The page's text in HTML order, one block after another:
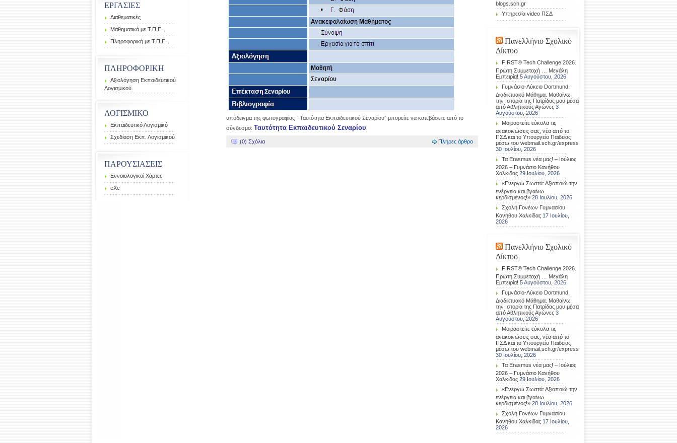
ΕΡΓΑΣΙΕΣ
Διαθεματικές
Μαθηματικά με Τ.Π.Ε.
Πληροφορική με Τ.Π.Ε.
ΠΛΗΡΟΦΟΡΙΚΗ
Αξιολόγηση Εκπαιδευτικού
Λογισμικού
ΛΟΓΙΣΜΙΚΟ
Εκπαιδευτικό Λογισμικό
Σχεδίαση Εκπ. Λογισμικού
ΠΑΡΟΥΣΙΑΣΕΙΣ
Εννοιολογικοί Χάρτες
eXe
υπόδειγμα της φωτογραφίας “Ταυτότητα Εκπαιδευτικού Σεναρίου” μπορείτε να κατεβάσετε από το
σύνδεσμο: Ταυτότητα Εκπαιδευτικού Σεναρίου
(0) Σχόλια Πλήρες άρθρο
blogs.sch.gr
Υπηρεσία video ΠΣΔ
Πανελλήνιο Σχολικό
Δίκτυο
FIRST® Tech Challenge 2026.
Πρώτη Συμμετοχή … Μεγάλη
Εμπειρία! 5 Αυγούστου, 2026
Γυμνάσιο-Λύκειο Dortmund.
Διαδικτυακό Μάθημα. Μαθαίνω
την Ιστορία της Πατρίδας μου μέσα
από Αθλητικούς Αγώνες 3
Αυγούστου, 2026
Μοιραστείτε εύκολα τις
ανακοινώσεις σας, νέα από το
ΠΣΔ και το Υπουργείο Παιδείας
μέσω του webmail.sch.gr/express
30 Ιουλίου, 2026
Τα Erasmus νέα μας! – Ιούλιος
2026 – Γυμνάσιο Κανήθου
Χαλκίδας 29 Ιουλίου, 2026
«Ενεργώ Σωστά: Αξιοποιώ την
ενέργεια και βγαίνω
κερδισμένος!» 28 Ιουλίου, 2026
Σχολή Γονέων Γυμνασίου
Κανήθου Χαλκίδας 17 Ιουλίου,
2026
Πανελλήνιο Σχολικό
Δίκτυο
FIRST® Tech Challenge 2026.
Πρώτη Συμμετοχή … Μεγάλη
Εμπειρία! 5 Αυγούστου, 2026
Γυμνάσιο-Λύκειο Dortmund.
Διαδικτυακό Μάθημα. Μαθαίνω
την Ιστορία της Πατρίδας μου μέσα
από Αθλητικούς Αγώνες 3
Αυγούστου, 2026
Μοιραστείτε εύκολα τις
ανακοινώσεις σας, νέα από το
ΠΣΔ και το Υπουργείο Παιδείας
μέσω του webmail.sch.gr/express
30 Ιουλίου, 2026
Τα Erasmus νέα μας! – Ιούλιος
2026 – Γυμνάσιο Κανήθου
Χαλκίδας 29 Ιουλίου, 2026
«Ενεργώ Σωστά: Αξιοποιώ την
ενέργεια και βγαίνω
κερδισμένος!» 28 Ιουλίου, 2026
Σχολή Γονέων Γυμνασίου
Κανήθου Χαλκίδας 17 Ιουλίου,
2026